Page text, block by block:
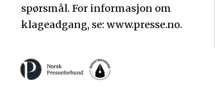
spørsmål. For informasjon om
klageadgang, se: www.presse.no.